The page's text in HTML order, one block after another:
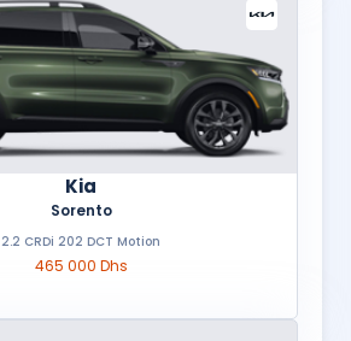
Kia
Sorento
2.2 CRDi 202 DCT Motion
465 000 Dhs